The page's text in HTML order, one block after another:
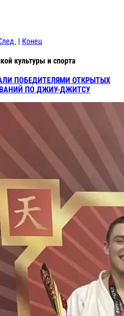
| Конец
культуры и спорта
ПОБЕДИТЕЛЯМИ ОТКРЫТЫХ
ПО ДЖИУ-ДЖИТСУ